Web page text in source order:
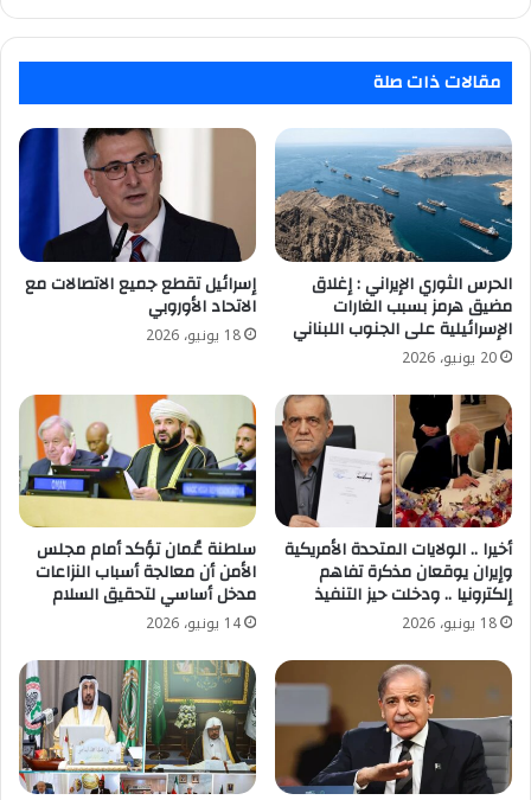
مقالات ذات صلة
الحرس الثوري الإيراني : إغلاق
مضيق هرمز بسبب الغارات
الإسرائيلية على الجنوب اللبناني
20 يونيو، 2026
إسرائيل تقطع جميع الاتصالات مع
الاتحاد الأوروبي
18 يونيو، 2026
أخيرا .. الولايات المتحدة الأمريكية
وإيران يوقعان مذكرة تفاهم
إلكترونيا .. ودخلت حيز التنفيذ
18 يونيو، 2026
سلطنة عُمان تؤكد أمام مجلس
الأمن أن معالجة أسباب النزاعات
مدخل أساسي لتحقيق السلام
14 يونيو، 2026